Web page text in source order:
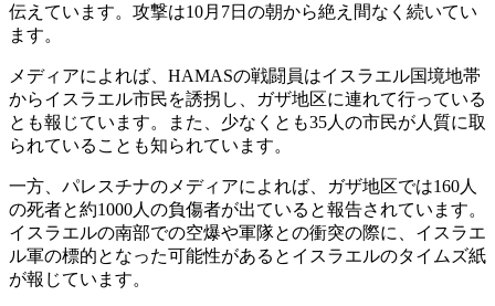
伝えています。攻撃は10月7日の朝から絶え間なく続いてい
ます。
メディアによれば、HAMASの戦闘員はイスラエル国境地帯
からイスラエル市民を誘拐し、ガザ地区に連れて行っている
とも報じています。また、少なくとも35人の市民が人質に取
られていることも知られています。
一方、パレスチナのメディアによれば、ガザ地区では160人
の死者と約1000人の負傷者が出ていると報告されています。
イスラエルの南部での空爆や軍隊との衝突の際に、イスラエ
ル軍の標的となった可能性があるとイスラエルのタイムズ紙
が報じています。